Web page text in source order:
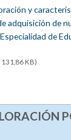
y
adquisición de
de
KB)